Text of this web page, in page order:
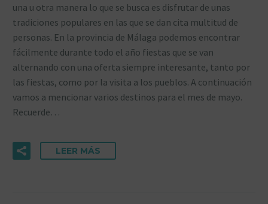
una u otra manera lo que se busca es disfrutar de unas
tradiciones populares en las que se dan cita multitud de
personas. En la provincia de Málaga podemos encontrar
fácilmente durante todo el año fiestas que se van
alternando con una oferta siempre interesante, tanto por
las fiestas, como por la visita a los pueblos. A continuación
vamos a mencionar varios destinos para el mes de mayo.
Recuerde…
LEER MÁS